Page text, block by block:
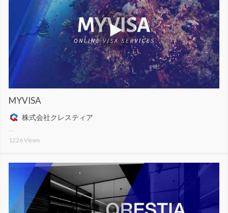
MYVISA
株式会社クレスティア
1226Views